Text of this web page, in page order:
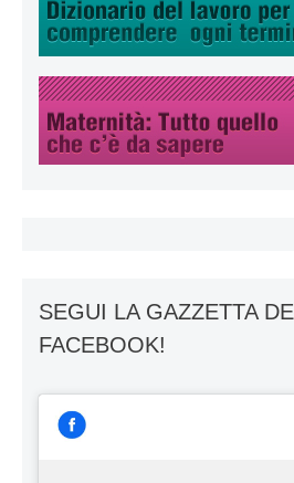
SEGUI LA GAZZETTA
FACEBOOK!